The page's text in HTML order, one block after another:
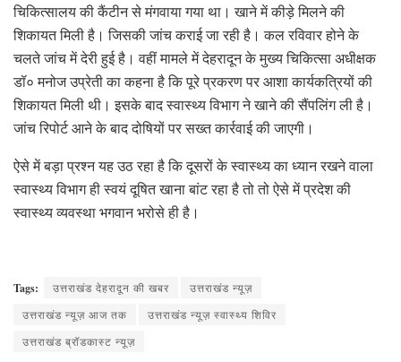
चिकित्सालय की कैंटीन से मंगवाया गया था। खाने में कीड़े मिलने की
शिकायत मिली है। जिसकी जांच कराई जा रही है। कल रविवार होने के
चलते जांच में देरी हुई है। वहीं मामले में देहरादून के मुख्य चिकित्सा अधीक्षक
डॉ० मनोज उप्रेती का कहना है कि पूरे प्रकरण पर आशा कार्यकत्रियों की
शिकायत मिली थी। इसके बाद स्वास्थ्य विभाग ने खाने की सैंपलिंग ली है।
जांच रिपोर्ट आने के बाद दोषियों पर सख्त कार्रवाई की जाएगी।
ऐसे में बड़ा प्रश्न यह उठ रहा है कि दूसरों के स्वास्थ्य का ध्यान रखने वाला
स्वास्थ्य विभाग ही स्वयं दूषित खाना बांट रहा है तो तो ऐसे में प्रदेश की
स्वास्थ्य व्यवस्था भगवान भरोसे ही है।
Tags: उत्तराखंड देहरादून की खबर
उत्तराखंड न्यूज़
उत्तराखंड न्यूज़ आज तक
उत्तराखंड न्यूज़ स्वास्थ्य शिविर
उत्तराखंड ब्रॉडकास्ट न्यूज़